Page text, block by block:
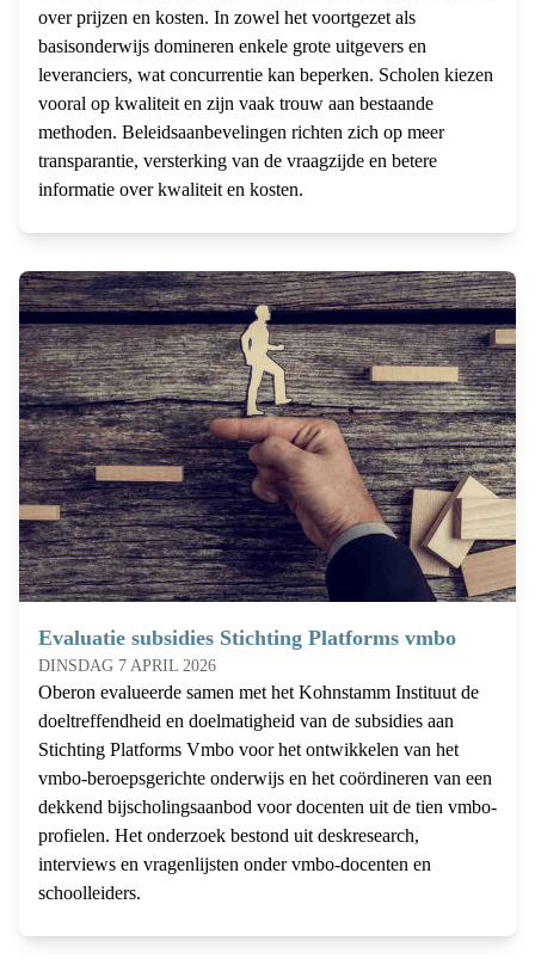
over prijzen en kosten. In zowel het voortgezet als
basisonderwijs domineren enkele grote uitgevers en
leveranciers, wat concurrentie kan beperken. Scholen kiezen
vooral op kwaliteit en zijn vaak trouw aan bestaande
methoden. Beleidsaanbevelingen richten zich op meer
transparantie, versterking van de vraagzijde en betere
informatie over kwaliteit en kosten.
Evaluatie subsidies Stichting Platforms vmbo
DINSDAG 7 APRIL 2026
Oberon evalueerde samen met het Kohnstamm Instituut de
doeltreffendheid en doelmatigheid van de subsidies aan
Stichting Platforms Vmbo voor het ontwikkelen van het
vmbo-beroepsgerichte onderwijs en het coördineren van een
dekkend bijscholingsaanbod voor docenten uit de tien vmbo-
profielen. Het onderzoek bestond uit deskresearch,
interviews en vragenlijsten onder vmbo-docenten en
schoolleiders.